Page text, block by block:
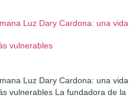
Luz Dary Cardona: una vida
vulnerables
Luz Dary Cardona: una vida
vulnerables La fundadora de la